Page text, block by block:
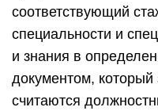
соответствующий
специальности и
и знания в
документом, который
считаются